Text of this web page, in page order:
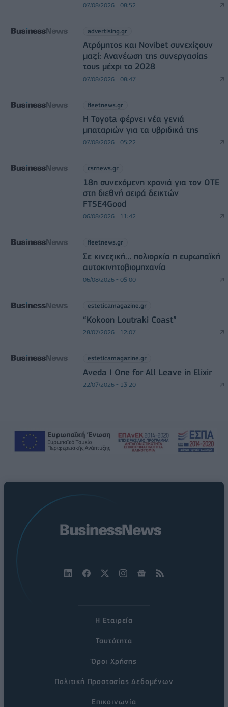
07/08/2026 - 08:52
advertising.gr
Ατρόμητος και Novibet συνεχίζουν
μαζί: Ανανέωση της συνεργασίας
τους μέχρι το 2028
07/08/2026 - 08:47
fleetnews.gr
Η Toyota φέρνει νέα γενιά
μπαταριών για τα υβριδικά της
07/08/2026 - 05:22
csrnews.gr
18η συνεχόμενη χρονιά για τον ΟΤΕ
στη διεθνή σειρά δεικτών
FTSE4Good
06/08/2026 - 11:42
fleetnews.gr
Σε κινεζική… πολιορκία η ευρωπαϊκή
αυτοκινητοβιομηχανία
06/08/2026 - 05:00
esteticamagazine.gr
“Kokoon Loutraki Coast”
28/07/2026 - 12:07
esteticamagazine.gr
Aveda I One for All Leave in Elixir
22/07/2026 - 13:20
Η Εταιρεία
Ταυτότητα
Όροι Χρήσης
Πολιτική Προστασίας Δεδομένων
Επικοινωνία